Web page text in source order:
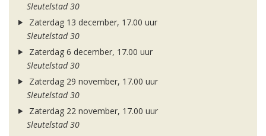
Sleutelstad 30
Zaterdag 13 december, 17.00 uur
Sleutelstad 30
Zaterdag 6 december, 17.00 uur
Sleutelstad 30
Zaterdag 29 november, 17.00 uur
Sleutelstad 30
Zaterdag 22 november, 17.00 uur
Sleutelstad 30